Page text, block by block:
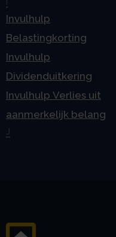
Invulhulp
Belastingkorting
Invulhulp
Dividenduitkering
Invulhulp Verlies uit
aanmerkelijk belang
J